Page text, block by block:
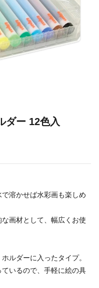
ダー 12色入
溶かせば水彩画も楽しめ
画材として、幅広くお使
ルダーに入ったタイプ。
いるので、手軽に絵の具